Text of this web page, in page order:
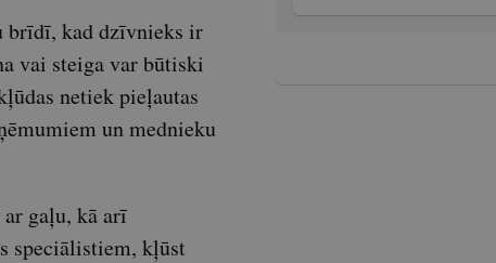
brīdī, kad dzīvnieks ir
vai steiga var būtiski
netiek pieļautas
un mednieku
gaļu, kā arī
speciālistiem, kļūst